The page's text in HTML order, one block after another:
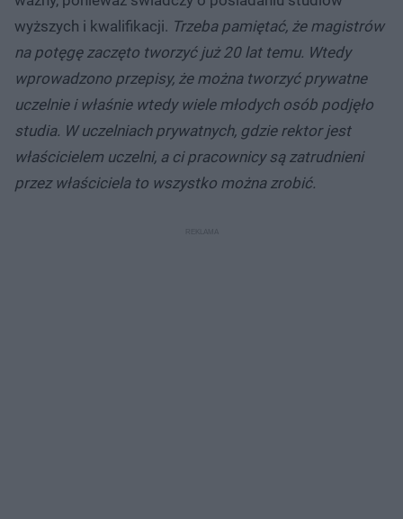
wyższych i kwalifikacji. Trzeba pamiętać, że magistrów
na potęgę zaczęto tworzyć już 20 lat temu. Wtedy
wprowadzono przepisy, że można tworzyć prywatne
uczelnie i właśnie wtedy wiele młodych osób podjęło
studia. W uczelniach prywatnych, gdzie rektor jest
właścicielem uczelni, a ci pracownicy są zatrudnieni
przez właściciela to wszystko można zrobić.